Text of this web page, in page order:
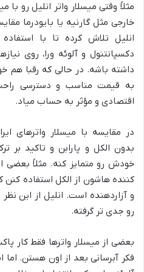
مثلاً وقتی میسلار واتر انلیل رو
خارجی مثل گارنیه یا بایودرما
انلیل تلاش کرده تا با
دکسپانتنول و آلوئه ورا، روی
داشته باشه. در حالی که رقبا هم
به قیمت مناسب و دسترسی راحت
اقتصادی و مؤثر به حساب میاد.
در مقایسه با میسلار واترهای
بدون الکل و پارابن و تاکید بر
خودش رو متمایز کنه. مثلاً بعضی
کننده هاشون از الکل استفاده
و آزاردهنده است. انلیل از این
رو جدی تر گرفته.
بعضی از میسلار واترها فقط کار
فکر آبرسانی بعد از اون هستن. اما